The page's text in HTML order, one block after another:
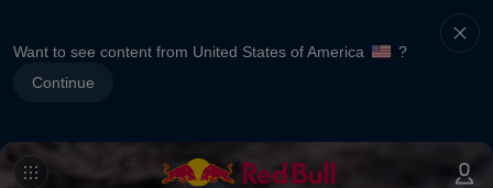
Want to see content from United States of America
?
Continue